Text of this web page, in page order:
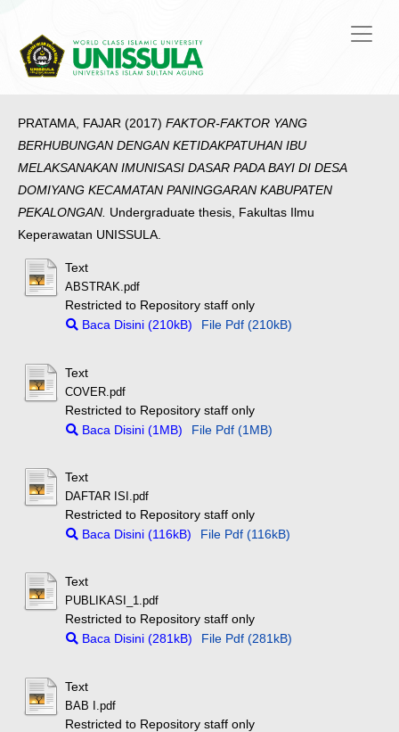
PRATAMA, FAJAR (2017) FAKTOR-FAKTOR YANG
BERHUBUNGAN DENGAN KETIDAKPATUHAN IBU
MELAKSANAKAN IMUNISASI DASAR PADA BAYI DI DESA
DOMIYANG KECAMATAN PANINGGARAN KABUPATEN
PEKALONGAN. Undergraduate thesis, Fakultas Ilmu
Keperawatan UNISSULA.
Text
ABSTRAK.pdf
Restricted to Repository staff only
Baca Disini (210kB)
File Pdf (210kB)
Text
COVER.pdf
Restricted to Repository staff only
Baca Disini (1MB)
File Pdf (1MB)
Text
DAFTAR ISI.pdf
Restricted to Repository staff only
Baca Disini (116kB)
File Pdf (116kB)
Text
PUBLIKASI_1.pdf
Restricted to Repository staff only
Baca Disini (281kB)
File Pdf (281kB)
Text
BAB I.pdf
Restricted to Repository staff only